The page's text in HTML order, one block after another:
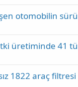
otomobilin
üretiminde 41
1822 araç